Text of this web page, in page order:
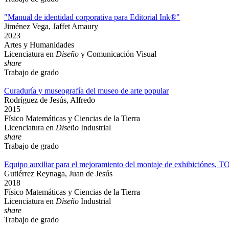
"Manual de identidad corporativa para Editorial Ink®"
Jiménez Vega, Jaffet Amaury
2023
Artes y Humanidades
Licenciatura en Diseño y Comunicación Visual
share
Trabajo de grado
Curaduría y museografía del museo de arte popular
Rodríguez de Jesús, Alfredo
2015
Físico Matemáticas y Ciencias de la Tierra
Licenciatura en Diseño Industrial
share
Trabajo de grado
Equipo auxiliar para el mejoramiento del montaje de exhibiciónes,
Gutiérrez Reynaga, Juan de Jesús
2018
Físico Matemáticas y Ciencias de la Tierra
Licenciatura en Diseño Industrial
share
Trabajo de grado